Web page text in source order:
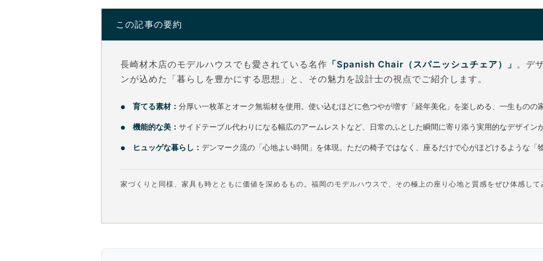
この記事の要約
長崎材木店のモデルハウスでも愛されている名作 「Spanish Chair（スパニッシュチェア）」 。デ
ンが込めた「暮らしを豊かにする思想」と、その魅力を設計士の視点でご紹介します。
育てる素材： 分厚い一枚革とオーク無垢材を使用。使い込むほどに色つやが増す「経年美化」を楽しめる、一生ものの
機能的な美： サイドテーブル代わりになる幅広のアームレストなど、日常のふとした瞬間に寄り添う実用的なデザイン
ヒュッゲな暮らし： デンマーク流の「心地よい時間」を体現。ただの椅子ではなく、座るだけで心がほどけるような「
家づくりと同様、家具も時とともに価値を深めるもの。福岡のモデルハウスで、その極上の座り心地と質感をぜひ体感して